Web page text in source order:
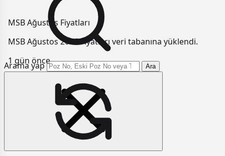
Arama yap Ara
MSB Ağustos Fiyatları
MSB Ağustos 2026 Fiyatları veri tabanına yüklendi.
1 gün önce